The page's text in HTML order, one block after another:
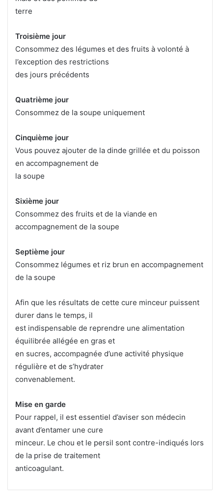
terre
Troisième jour
Consommez des légumes et des fruits à volonté à
l’exception des restrictions
des jours précédents
Quatrième jour
Consommez de la soupe uniquement
Cinquième jour
Vous pouvez ajouter de la dinde grillée et du poisson
en accompagnement de
la soupe
Sixième jour
Consommez des fruits et de la viande en
accompagnement de la soupe
Septième jour
Consommez légumes et riz brun en accompagnement
de la soupe
Afin que les résultats de cette cure minceur puissent
durer dans le temps, il
est indispensable de reprendre une alimentation
équilibrée allégée en gras et
en sucres, accompagnée d’une activité physique
régulière et de s’hydrater
convenablement.
Mise en garde
Pour rappel, il est essentiel d’aviser son médecin
avant d’entamer une cure
minceur. Le chou et le persil sont contre-indiqués lors
de la prise de traitement
anticoagulant.